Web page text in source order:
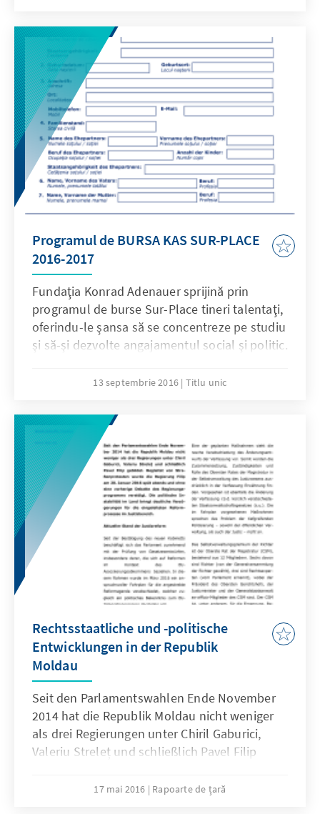
Prozent der Stimmen wurde ein Ergebnis
festgehalten, dass die gesellschaftliche
Spaltung zwischen einem pro-europäischen
und einem pro-russischen Kurs widerspiegelt.
Programul de BURSA KAS SUR-PLACE
2016-2017
Fundaţia Konrad Adenauer sprijină prin
programul de burse Sur-Place tineri talentaţi,
oferindu-le şansa să se concentreze pe studiu
şi să-şi dezvolte angajamentul social şi politic.
13 septembrie 2016 Titlu unic
Rechtsstaatliche und -politische
Entwicklungen in der Republik
Moldau
Seit den Parlamentswahlen Ende November
2014 hat die Republik Moldau nicht weniger
als drei Regierungen unter Chiril Gaburici,
Valeriu Streleț und schließlich Pavel Filip
wurde die Regierung Filip am 20. Januar 2016
17 mai 2016 Rapoarte de țară